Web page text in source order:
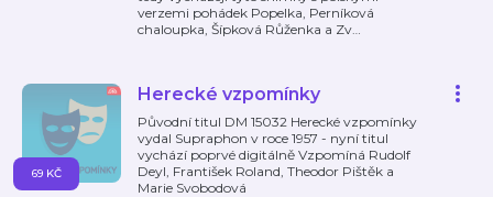
verzemi pohádek Popelka, Perníková
chaloupka, Šípková Růženka a Zv…
Herecké vzpomínky
Původní titul DM 15032 Herecké vzpomínky
vydal Supraphon v roce 1957 - nyní titul
vychází poprvé digitálně Vzpomíná Rudolf
Deyl, František Roland, Theodor Pištěk a
Marie Svobodová
69 KČ